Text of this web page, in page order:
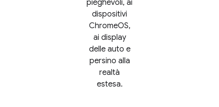
pieghevoli, ai
dispositivi
ChromeOS,
ai display
delle auto e
persino alla
realtà
estesa.